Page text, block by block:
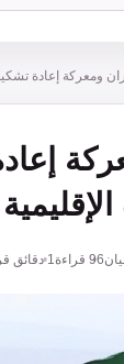
ومعركة إعادة
الإقليمية
96 قراءة1 دقائق قراءة